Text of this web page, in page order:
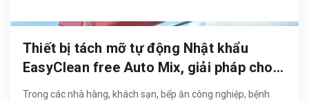
Thiết bị tách mỡ tự động Nhật khẩu
EasyClean free Auto Mix, giải pháp cho
Dự án cao cấp năm 2026
Trong các nhà hàng, khách sạn, bếp ăn công nghiệp, bệnh